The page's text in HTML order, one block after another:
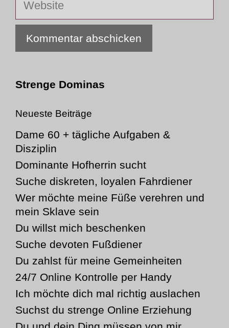
Strenge Dominas
Neueste Beiträge
Dame 60 + tägliche Aufgaben &
Disziplin
Dominante Hofherrin sucht
Suche diskreten, loyalen Fahrdiener
Wer möchte meine Füße verehren und
mein Sklave sein
Du willst mich beschenken
Suche devoten Fußdiener
Du zahlst für meine Gemeinheiten
24/7 Online Kontrolle per Handy
Ich möchte dich mal richtig auslachen
Suchst du strenge Online Erziehung